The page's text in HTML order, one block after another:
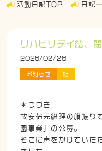
活動日記TOP 日記
リハビリデイ結、
2026/02/26
お知らせ 結
＊つづき
故安倍元総理の旗振り
園事業」の公募。
そこに声をかけていた